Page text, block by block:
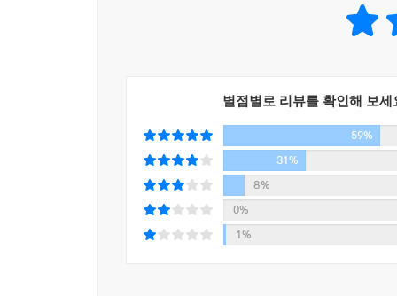
치열했던 순간들. 그리고 ‘쳇바퀴를 굴리며’
고단하고 혹독한 생존의 과정을 가감 없이 들려준
“흔들리는 순간에도 지켜야 하는 마음이 있다.”
매 순간 결핍과 고독감에 흔들리는 ‘보통의 우리들
보통의 언어들이 지닌 힘과 위안을 새삼 깨닫게
위한 통찰이 빛난다. 그녀처럼 언어에 대한 일반
기준과 프레임에 갇혀 스스로를 잃어가고 있다
별점별로 리뷰를 확인해 보세
59%
31%
8%
0%
1%